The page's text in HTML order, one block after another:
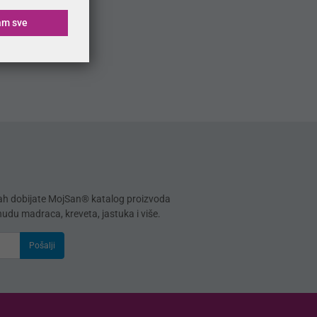
dobijate MojSan® katalog proizvoda
madraca, kreveta, jastuka i više.
Pošalji
sve